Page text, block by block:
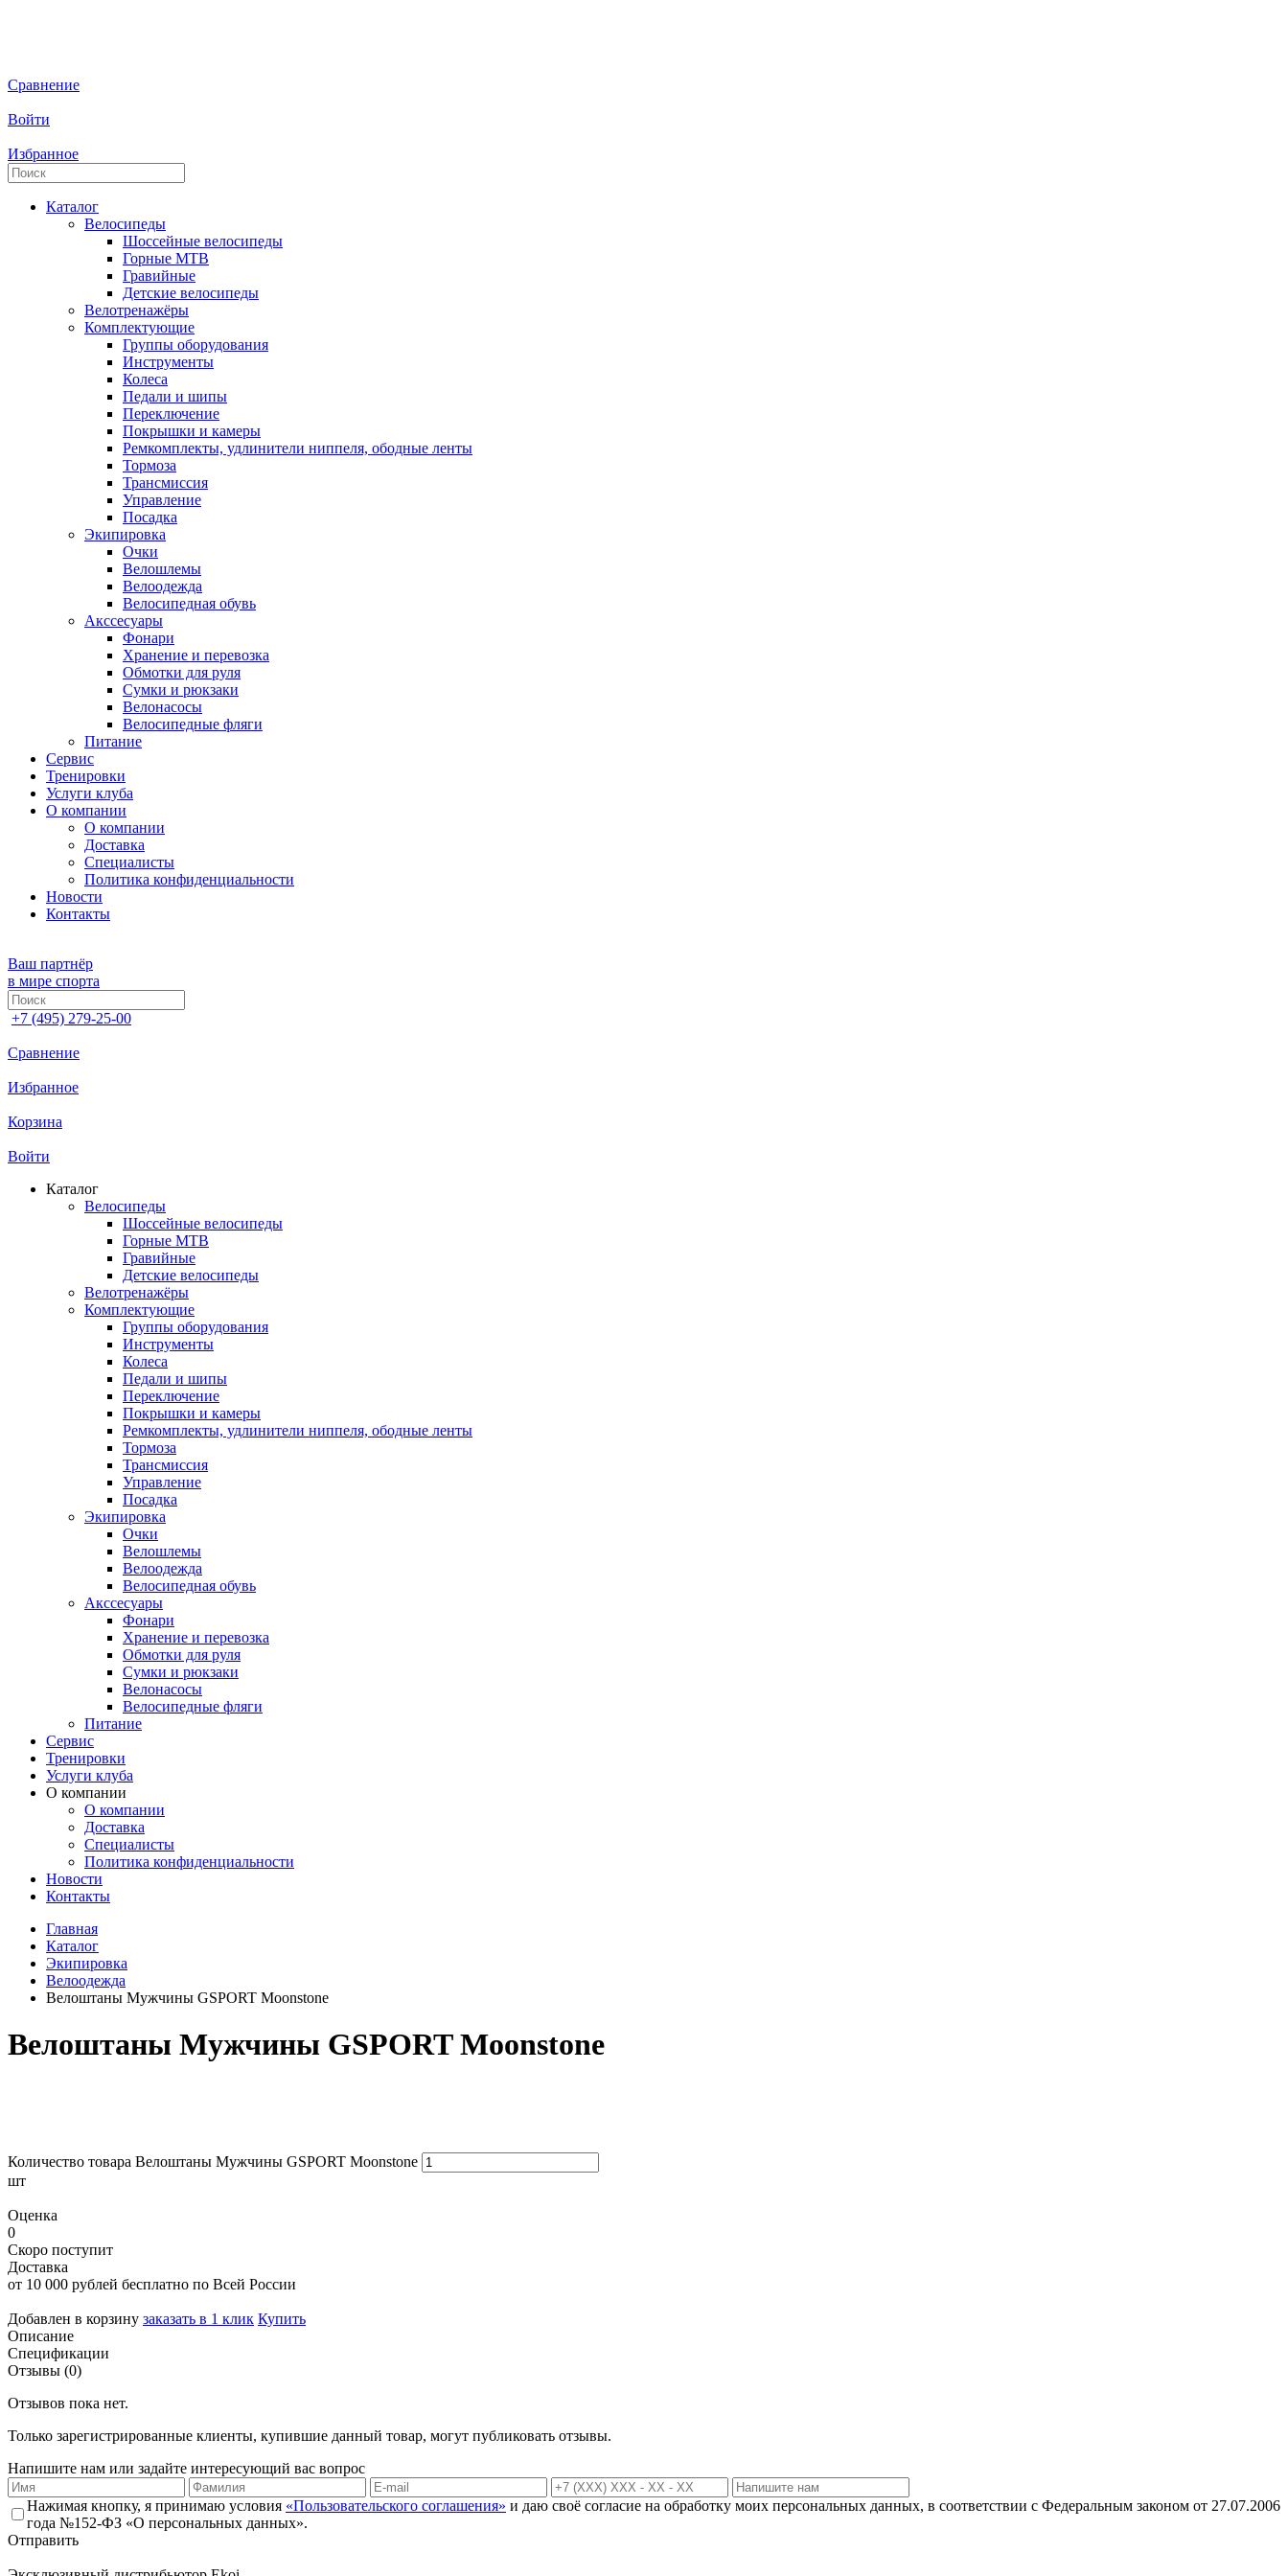
Сравнение
Войти
Избранное
Каталог
Велосипеды
Шоссейные велосипеды
Горные МTB
Гравийные
Детские велосипеды
Велотренажёры
Комплектующие
Группы оборудования
Инструменты
Колеса
Педали и шипы
Переключение
Покрышки и камеры
Ремкомплекты, удлинители ниппеля, ободные ленты
Тормоза
Трансмиссия
Управление
Посадка
Экипировка
Очки
Велошлемы
Велоодежда
Велосипедная обувь
Акссесуары
Фонари
Хранение и перевозка
Обмотки для руля
Сумки и рюкзаки
Велонасосы
Велосипедные фляги
Питание
Сервис
Тренировки
Услуги клуба
О компании
О компании
Доставка
Специалисты
Политика конфиденциальности
Новости
Контакты
Ваш партнёр
в мире спорта
+7 (495) 279-25-00
Сравнение
Избранное
Корзина
Войти
Каталог
Велосипеды
Шоссейные велосипеды
Горные МTB
Гравийные
Детские велосипеды
Велотренажёры
Комплектующие
Группы оборудования
Инструменты
Колеса
Педали и шипы
Переключение
Покрышки и камеры
Ремкомплекты, удлинители ниппеля, ободные ленты
Тормоза
Трансмиссия
Управление
Посадка
Экипировка
Очки
Велошлемы
Велоодежда
Велосипедная обувь
Акссесуары
Фонари
Хранение и перевозка
Обмотки для руля
Сумки и рюкзаки
Велонасосы
Велосипедные фляги
Питание
Сервис
Тренировки
Услуги клуба
О компании
О компании
Доставка
Специалисты
Политика конфиденциальности
Новости
Контакты
Главная
Каталог
Экипировка
Велоодежда
Велоштаны Мужчины GSPORT Moonstone
Велоштаны Мужчины GSPORT Moonstone
Количество товара Велоштаны Мужчины GSPORT Moonstone
шт
Оценка
0
Скоро поступит
Доставка
от 10 000 рублей бесплатно по Всей России
Добавлен в корзину заказать в 1 клик Купить
Описание
Спецификации
Отзывы (0)
Отзывов пока нет.
Только зарегистрированные клиенты, купившие данный товар, могут публиковать отзывы.
Напишите нам или задайте интересующий вас вопрос
Нажимая кнопку, я принимаю условия «Пользовательского соглашения» и даю своё согласие на обработку моих персональных данных, в соответствии с Федеральным законом от 27.07.2006
года №152-ФЗ «О персональных данных».
Отправить